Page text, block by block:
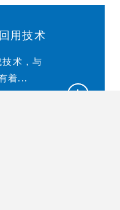
用技术
术，与
着...